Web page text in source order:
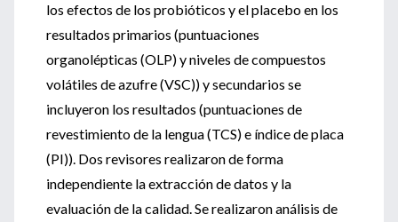
los efectos de los probióticos y el placebo en los
resultados primarios (puntuaciones
organolépticas (OLP) y niveles de compuestos
volátiles de azufre (VSC)) y secundarios se
incluyeron los resultados (puntuaciones de
revestimiento de la lengua (TCS) e índice de placa
(PI)). Dos revisores realizaron de forma
independiente la extracción de datos y la
evaluación de la calidad. Se realizaron análisis de